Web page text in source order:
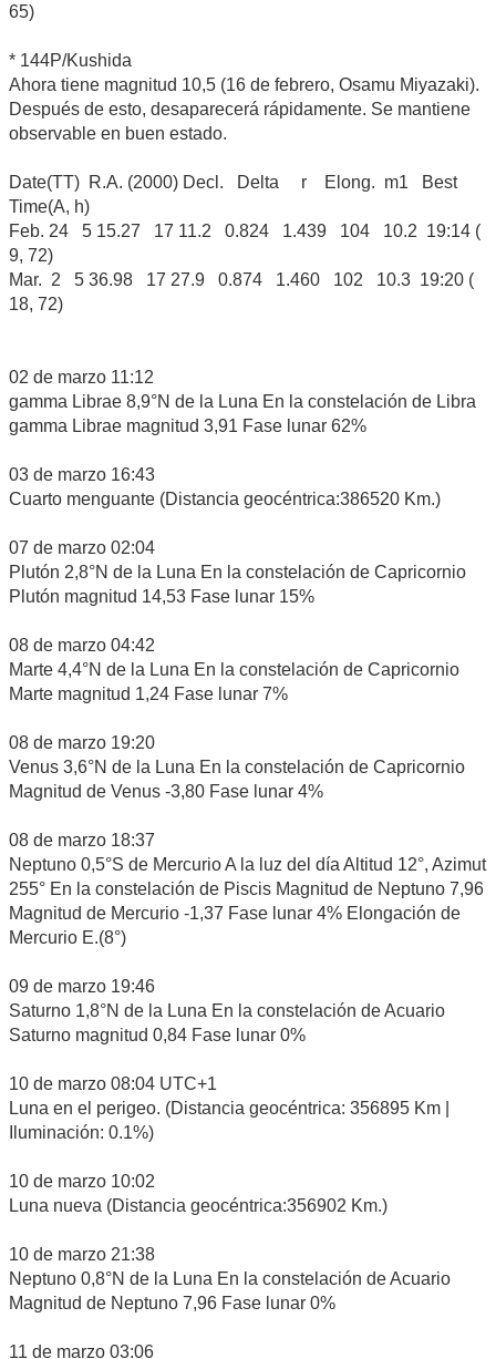
65)
* 144P/Kushida
Ahora tiene magnitud 10,5 (16 de febrero, Osamu Miyazaki).
Después de esto, desaparecerá rápidamente. Se mantiene
observable en buen estado.
Date(TT) R.A. (2000) Decl. Delta r Elong. m1 Best
Time(A, h)
Feb. 24 5 15.27 17 11.2 0.824 1.439 104 10.2 19:14 (
9, 72)
Mar. 2 5 36.98 17 27.9 0.874 1.460 102 10.3 19:20 (
18, 72)
02 de marzo 11:12
gamma Librae 8,9°N de la Luna En la constelación de Libra
gamma Librae magnitud 3,91 Fase lunar 62%
03 de marzo 16:43
Cuarto menguante (Distancia geocéntrica:386520 Km.)
07 de marzo 02:04
Plutón 2,8°N de la Luna En la constelación de Capricornio
Plutón magnitud 14,53 Fase lunar 15%
08 de marzo 04:42
Marte 4,4°N de la Luna En la constelación de Capricornio
Marte magnitud 1,24 Fase lunar 7%
08 de marzo 19:20
Venus 3,6°N de la Luna En la constelación de Capricornio
Magnitud de Venus -3,80 Fase lunar 4%
08 de marzo 18:37
Neptuno 0,5°S de Mercurio A la luz del día Altitud 12°, Azimut
255° En la constelación de Piscis Magnitud de Neptuno 7,96
Magnitud de Mercurio -1,37 Fase lunar 4% Elongación de
Mercurio E.(8°)
09 de marzo 19:46
Saturno 1,8°N de la Luna En la constelación de Acuario
Saturno magnitud 0,84 Fase lunar 0%
10 de marzo 08:04 UTC+1
Luna en el perigeo. (Distancia geocéntrica: 356895 Km |
Iluminación: 0.1%)
10 de marzo 10:02
Luna nueva (Distancia geocéntrica:356902 Km.)
10 de marzo 21:38
Neptuno 0,8°N de la Luna En la constelación de Acuario
Magnitud de Neptuno 7,96 Fase lunar 0%
11 de marzo 03:06